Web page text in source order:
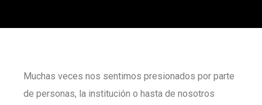
Muchas veces nos sentimos presionados por parte
de personas, la institución o hasta de nosotros